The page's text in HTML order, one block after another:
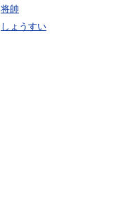
将帥
しょうすい